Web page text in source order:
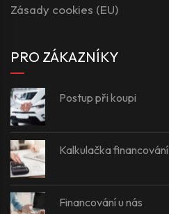
Zásady cookies (EU)
PRO ZÁKAZNÍKY
Postup při koupi
Kalkulačka financování
Financování u nás